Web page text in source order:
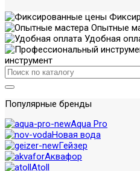
Опытные
Удобная
инструмент
Популярные бренды
Aqua Pro
Новая вода
Гейзер
Аквафор
Atoll